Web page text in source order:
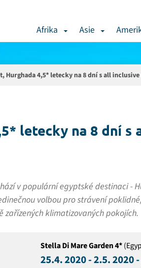
Afrika Asie
Hurghada 4,5* letecky na 8 dní s all inclusive
letecky na 8 dní s
v populární egyptské destinaci -
volbou pro strávení
zařízených klimatizovaných pokojích.
Stella Di Mare Garden 4*
25.4. 2020 - 2.5. 2020 -